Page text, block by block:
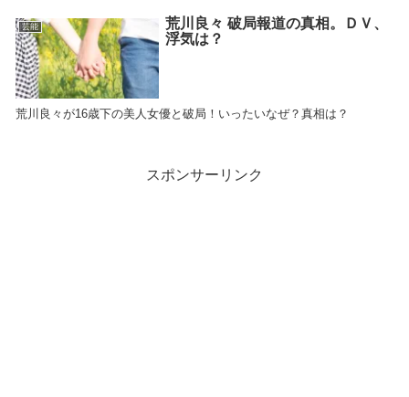
芸能
荒川良々 破局報道の真相。ＤＶ、
浮気は？
荒川良々が16歳下の美人女優と破局！いったいなぜ？真相は？
スポンサーリンク